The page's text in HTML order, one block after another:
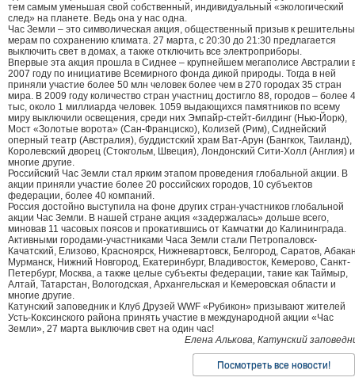
тем самым уменьшая свой собственный, индивидуальный «экологический
след» на планете. Ведь она у нас одна.
Час Земли – это символическая акция, общественный призыв к
мерам по сохранению климата. 27 марта, с 20:30 до 21:30 предлагается
выключить свет в домах, а также отключить все электроприборы.
Впервые эта акция прошла в Сиднее – крупнейшем мегаполисе Австралии
2007 году по инициативе Всемирного фонда дикой природы. Тогда в ней
приняли участие более 50 млн человек более чем в 270 городах 35 стран
мира. В 2009 году количество стран участниц достигло 88, городов – более 4
тыс, около 1 миллиарда человек. 1059 выдающихся памятников по всему
миру выключили освещения, среди них Эмпайр-стейт-билдинг (Нью-Йорк),
Мост «Золотые ворота» (Сан-Франциско), Колизей (Рим), Сиднейский
оперный театр (Австралия), буддистский храм Ват-Арун (Бангкок, Таиланд),
Королевский дворец (Стокгольм, Швеция), Лондонский Сити-Холл (Англия) и
многие другие.
Российский Час Земли стал ярким этапом проведения глобальной акции. В
акции приняли участие более 20 российских городов, 10 субъектов
федерации, более 40 компаний.
Россия достойно выступила на фоне других стран-участников глобальной
акции Час Земли. В нашей стране акция «задержалась» дольше всего,
миновав 11 часовых поясов и прокатившись от Камчатки до Калининграда.
Активными городами-участниками Часа Земли стали Петропаловск-
Качатский, Елизово, Красноярск, Нижневартовск, Белгород, Саратов,
Мурманск, Нижний Новгород, Екатеринбург, Владивосток, Кемерово, Санкт-
Петербург, Москва, а также целые субъекты федерации, такие как Таймыр,
Алтай, Татарстан, Вологодская, Архангельская и Кемеровская области и
многие другие.
Катунский заповедник и Клуб Друзей WWF «Рубикон» призывают жителей
Усть-Коксинского района принять участие в международной акции «Час
Земли», 27 марта выключив свет на один час!
Елена Алькова, Катунский
Посмотреть все новости!